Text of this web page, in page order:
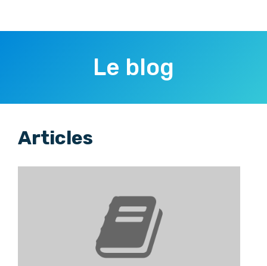
Le blog
Articles